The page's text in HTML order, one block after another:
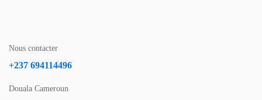
Nous contacter
+237 694114496
Douala Cameroun